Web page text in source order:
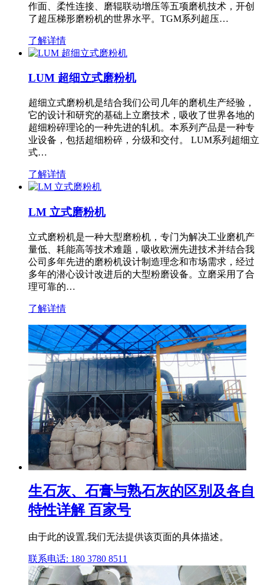
作面、柔性连接、磨辊联动增压等五项磨机技术，开创
了超压梯形磨粉机的世界水平。TGM系列超压…
了解详情
LUM 超细立式磨粉机
超细立式磨粉机是结合我们公司几年的磨机生产经验，
它的设计和研究的基础上立磨技术，吸收了世界各地的
超细粉碎理论的一种先进的轧机。本系列产品是一种专
业设备，包括超细粉碎，分级和交付。 LUM系列超细立
式…
了解详情
LM 立式磨粉机
立式磨粉机是一种大型磨粉机，专门为解决工业磨机产
量低、耗能高等技术难题，吸收欧洲先进技术并结合我
公司多年先进的磨粉机设计制造理念和市场需求，经过
多年的潜心设计改进后的大型粉磨设备。立磨采用了合
理可靠的…
了解详情
生石灰、石膏与熟石灰的区别及各自
特性详解 百家号
由于此的设置,我们无法提供该页面的具体描述。
联系电话: 180 3780 8511